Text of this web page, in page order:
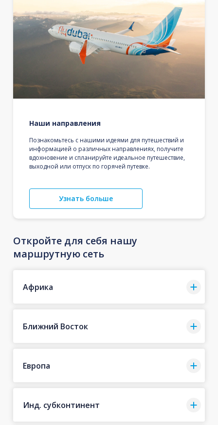
Наши направления
Познакомьтесь с нашими идеями для путешествий и
информацией о различных направлениях, получите
вдохновение и спланируйте идеальное путешествие,
выходной или отпуск по горячей путевке.
Узнать больше
Откройте для себя нашу
маршрутную сеть
Африка
Ближний Восток
Европа
Инд. субконтинент